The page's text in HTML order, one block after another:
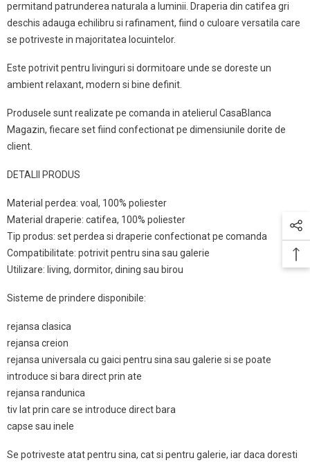
permitand patrunderea naturala a luminii. Draperia din catifea gri
deschis adauga echilibru si rafinament, fiind o culoare versatila care
se potriveste in majoritatea locuintelor.
Este potrivit pentru livinguri si dormitoare unde se doreste un
ambient relaxant, modern si bine definit.
Produsele sunt realizate pe comanda in atelierul CasaBlanca
Magazin, fiecare set fiind confectionat pe dimensiunile dorite de
client.
DETALII PRODUS
Material perdea: voal, 100% poliester
Material draperie: catifea, 100% poliester
Tip produs: set perdea si draperie confectionat pe comanda
Compatibilitate: potrivit pentru sina sau galerie
Utilizare: living, dormitor, dining sau birou
Sisteme de prindere disponibile:
rejansa clasica
rejansa creion
rejansa universala cu gaici pentru sina sau galerie si se poate
introduce si bara direct prin ate
rejansa randunica
tiv lat prin care se introduce direct bara
capse sau inele
Se potriveste atat pentru sina, cat si pentru galerie, iar daca doresti